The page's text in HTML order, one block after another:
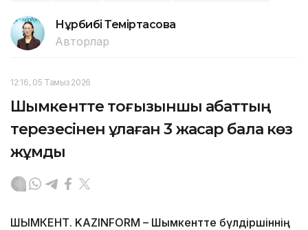
Нұрбибі Теміртасова
Авторлар
12:16, 05 Тамыз 2026
Шымкентте тоғызыншы қабаттың
терезесінен құлаған 3 жасар бала көз
жұмды
ШЫМКЕНТ. KAZINFORM – Шымкентте бүлдіршіннің